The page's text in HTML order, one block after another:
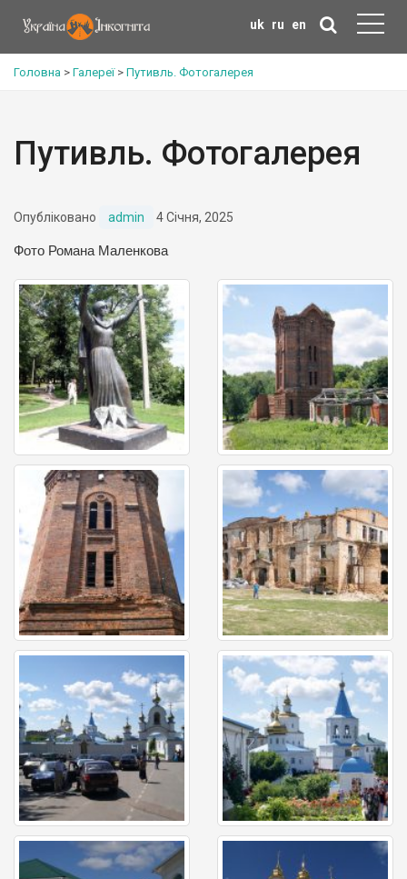
uk ru en
Головна > Галереї> Путивль. Фотогалерея
Путивль. Фотогалерея
Опубліковано admin 4 Січня, 2025
Фото Романа Маленкова